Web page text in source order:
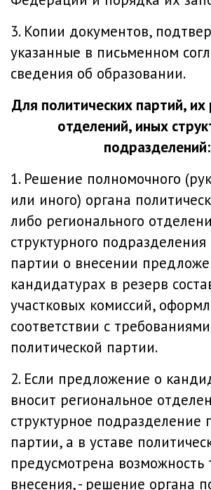
3. Копии документов,
указанные в письменном
сведения об образовании.
Для политических партий, их
отделений, иных
подразделений:
1. Решение полномочного
или иного) органа
либо регионального
структурного подразделения
партии о внесении
кандидатурах в резерв
участковых комиссий,
соответствии с
политической партии.
2. Если предложение о
вносит региональное
структурное подразделение
партии, а в уставе
предусмотрена возможность
внесения, - решение органа